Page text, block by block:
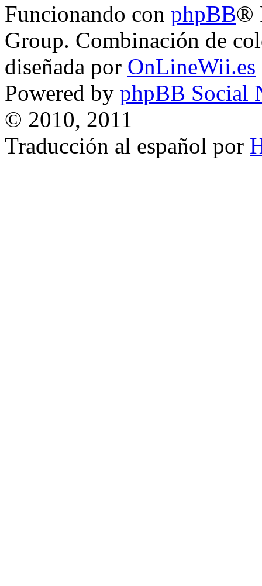
Funcionando con phpBB®
Group. Combinación de
diseñada por OnLineWii.es
Powered by phpBB Social
© 2010, 2011
Traducción al español por